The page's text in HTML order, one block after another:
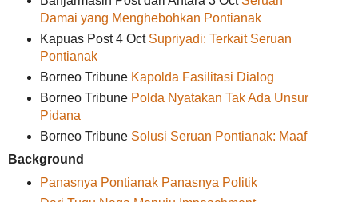
Damai yang Menghebohkan Pontianak
Kapuas Post 4 Oct Supriyadi: Terkait Seruan
Pontianak
Borneo Tribune Kapolda Fasilitasi Dialog
Borneo Tribune Polda Nyatakan Tak Ada Unsur
Pidana
Borneo Tribune Solusi Seruan Pontianak: Maaf
Background
Panasnya Pontianak Panasnya Politik